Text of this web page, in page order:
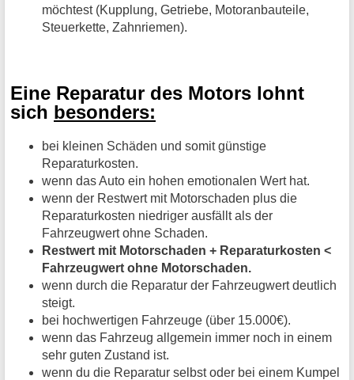
möchtest (Kupplung, Getriebe, Motoranbauteile,
Steuerkette, Zahnriemen).
Eine Reparatur des Motors lohnt
sich besonders:
bei kleinen Schäden und somit günstige
Reparaturkosten.
wenn das Auto ein hohen emotionalen Wert hat.
wenn der Restwert mit Motorschaden plus die
Reparaturkosten niedriger ausfällt als der
Fahrzeugwert ohne Schaden.
Restwert mit Motorschaden + Reparaturkosten <
Fahrzeugwert ohne Motorschaden.
wenn durch die Reparatur der Fahrzeugwert deutlich
steigt.
bei hochwertigen Fahrzeuge (über 15.000€).
wenn das Fahrzeug allgemein immer noch in einem
sehr guten Zustand ist.
wenn du die Reparatur selbst oder bei einem Kumpel